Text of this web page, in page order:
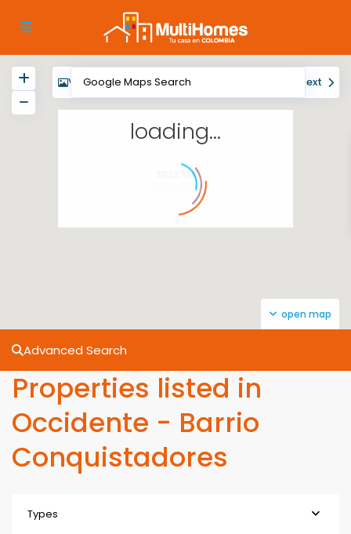
$833.1M
loading...
open map
View My Location Next
Advanced Search
Properties listed in
Occidente - Barrio
Conquistadores
Types